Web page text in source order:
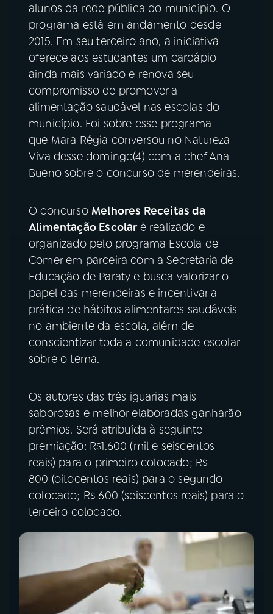
ÚLTIMAS
08FESTIVAL DE MÚSICA
ACOMPANHE A RÁDIO NACIONAL
YouTube Facebook
Instagram X
alunos da rede pública do município. O
programa está em andamento desde
2015. Em seu terceiro ano, a iniciativa
oferece aos estudantes um cardápio
ainda mais variado e renova seu
compromisso de promover a
alimentação saudável nas escolas do
município. Foi sobre esse programa
que Mara Régia conversou no Natureza
Viva desse domingo(4) com a chef Ana
Bueno sobre o concurso de merendeiras.
O concurso Melhores Receitas da
Alimentação Escolaré realizado e
organizado pelo programa Escola de
Comer em parceira com a Secretaria de
Educação de Paraty e busca valorizar o
papel das merendeiras e incentivar a
prática de hábitos alimentares saudáveis
no ambiente da escola, além de
conscientizar toda a comunidade escolar
sobre o tema.
Os autores das três iguarias mais
saborosas e melhor elaboradas ganharão
prêmios. Será atribuída à seguinte
premiação: R$1.600 (mil e seiscentos
reais) para o primeiro colocado; R$
800 (oitocentos reais) para o segundo
colocado; R$ 600 (seiscentos reais) para o
terceiro colocado.